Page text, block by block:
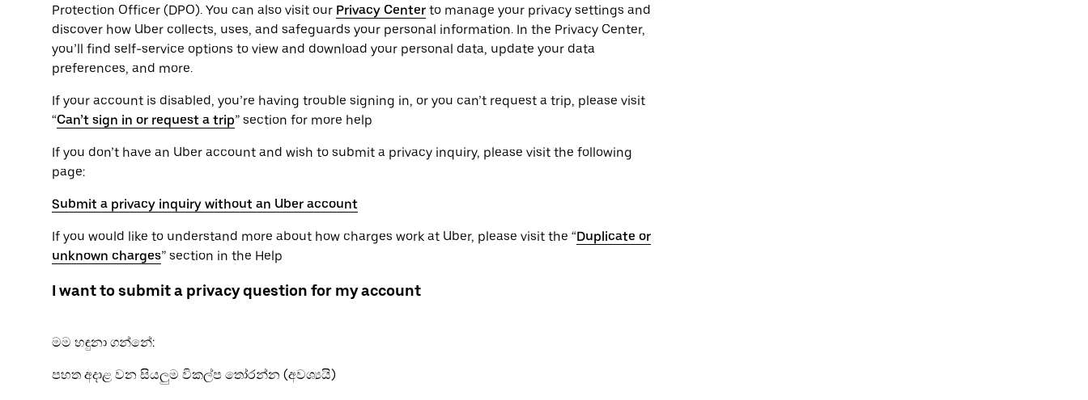
Protection Officer (​​DPO). You can also visit our Privacy Center to manage your privacy settings and
discover how Uber collects, uses, and safeguards your personal information. In the Privacy Center,
you’ll find self-service options to view and download your personal data, update your data
preferences, and more.
If your account is disabled, you’re having trouble signing in, or you can’t request a trip, please visit
“Can’t sign in or request a trip” section for more help
If you don’t have an Uber account and wish to submit a privacy inquiry, please visit the following
page:
Submit a privacy inquiry without an Uber account
If you would like to understand more about how charges work at Uber, please visit the “Duplicate or
unknown charges” section in the Help
I want to submit a privacy question for my account
මම හඳුනා ගන්නේ:
පහත අදාළ වන සියලුම විකල්ප තෝරන්න (අවශ්‍යයි)